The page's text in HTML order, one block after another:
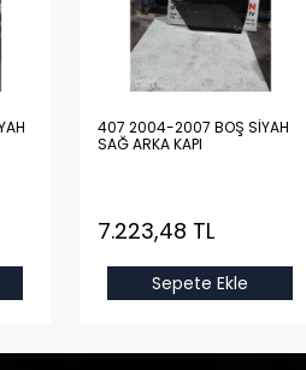
407 2004-2007 BOŞ SİYAH
SAĞ ARKA KAPI
7.223,48 TL
Sepete Ekle